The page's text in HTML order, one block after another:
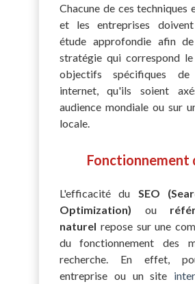
Chacune de ces techniques
et les entreprises
étude approfondie afin
stratégie qui correspond
objectifs spécifiques
internet, qu'ils soient
audience mondiale ou sur
locale.
Fonctionnement
L'efficacité du SEO
Optimization) ou
naturel repose sur une
du fonctionnement des
recherche. En effet,
entreprise ou un site